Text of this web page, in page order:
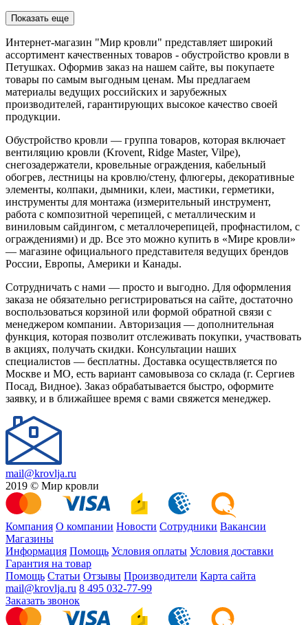
Показать еще
Интернет-магазин "Мир кровли" представляет широкий
ассортимент качественных товаров - обустройство кровли в
Петушках. Оформив заказ на нашем сайте, вы покупаете
товары по самым выгодным ценам. Мы предлагаем
материалы ведущих российских и зарубежных
производителей, гарантирующих высокое качество своей
продукции.
Обустройство кровли — группа товаров, которая включает
вентиляцию кровли (Krovent, Ridge Master, Vilpe),
снегозадержатели, кровельные ограждения, кабельный
обогрев, лестницы на кровлю/стену, флюгеры, декоративные
элементы, колпаки, дымники, клеи, мастики, герметики,
инструменты для монтажа (измерительный инструмент,
работа с композитной черепицей, с металлическим и
виниловым сайдингом, с металлочерепицей, профнастилом, с
ограждениями) и др. Все это можно купить в «Мире кровли»
— магазине официального представителя ведущих брендов
России, Европы, Америки и Канады.
Сотрудничать с нами — просто и выгодно. Для оформления
заказа не обязательно регистрироваться на сайте, достаточно
воспользоваться корзиной или формой обратной связи с
менеджером компании. Авторизация — дополнительная
функция, которая позволит отслеживать покупки, участвовать
в акциях, получать скидки. Консультации наших
специалистов — бесплатны. Доставка осуществляется по
Москве и МО, есть вариант самовывоза со склада (г. Сергиев
Посад, Видное). Заказ обрабатывается быстро, оформите
заявку, и в ближайшее время с вами свяжется менеджер.
mail@krovlja.ru
2019 © Мир кровли
Компания О компании Новости Сотрудники Вакансии
Магазины
Информация Помощь Условия оплаты Условия доставки
Гарантия на товар
Помощь Статьи Отзывы Производители Карта сайта
mail@krovlja.ru 8 495 032-77-99
Заказать звонок